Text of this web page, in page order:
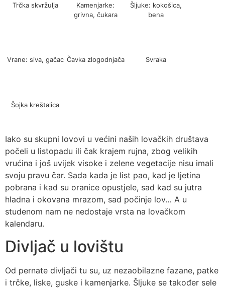
Trčka skvržulja
Kamenjarke:
grivna, čukara
Šljuke: kokošica,
bena
Vrane: siva, gačac Čavka zlogodnjača Svraka
Šojka kreštalica
Iako su skupni lovovi u većini naših lovačkih društava
počeli u listopadu ili čak krajem rujna, zbog velikih
vrućina i još uvijek visoke i zelene vegetacije nisu imali
svoju pravu čar. Sada kada je list pao, kad je ljetina
pobrana i kad su oranice opustjele, sad kad su jutra
hladna i okovana mrazom, sad počinje lov… A u
studenom nam ne nedostaje vrsta na lovačkom
kalendaru.
Divljač u lovištu
Od pernate divljači tu su, uz nezaobilazne fazane, patke
i trčke, liske, guske i kamenjarke. Šljuke se također sele